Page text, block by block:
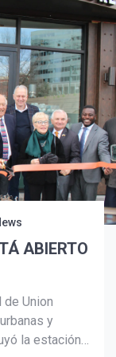
ABIERTO
Union
y
la estación